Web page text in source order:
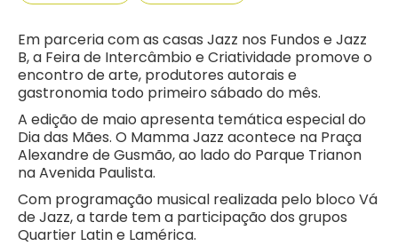
Em parceria com as casas Jazz nos Fundos e Jazz
B, a Feira de Intercâmbio e Criatividade promove o
encontro de arte, produtores autorais e
gastronomia todo primeiro sábado do mês.
A edição de maio apresenta temática especial do
Dia das Mães. O Mamma Jazz acontece na Praça
Alexandre de Gusmão, ao lado do Parque Trianon
na Avenida Paulista.
Com programação musical realizada pelo bloco Vá
de Jazz, a tarde tem a participação dos grupos
Quartier Latin e Lamérica.